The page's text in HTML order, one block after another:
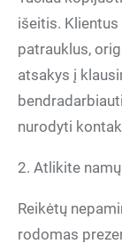
išeitis.
patrauklus,
atsakys į
nurodyti
2. Atlikite
Reikėtų
rodomas